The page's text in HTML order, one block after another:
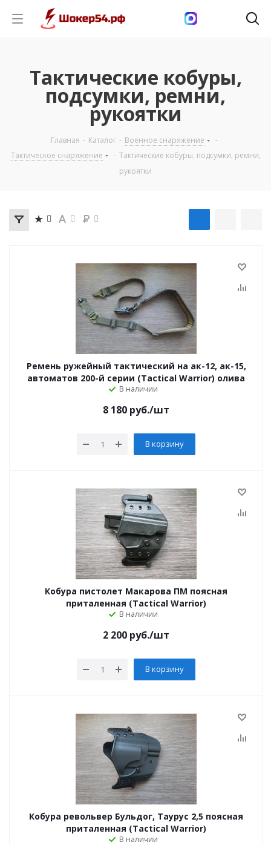
Тактические кобуры,
подсумки, ремни,
рукоятки
Главная - Каталог - Военное снаряжение
-
Тактическое снаряжение
- Тактические кобуры, подсумки, ремни,
рукоятки
Ремень ружейный тактический на ак-12, ак-15,
автоматов 200-й серии (Tactical Warrior) олива
В наличии
8 180 руб./шт
В корзину
Кобура пистолет Макарова ПМ поясная
приталенная (Tactical Warrior)
В наличии
2 200 руб./шт
В корзину
Кобура револьвер Бульдог, Таурус 2,5 поясная
приталенная (Tactical Warrior)
В наличии